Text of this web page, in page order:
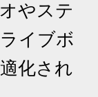
やステ
イブボ
化され